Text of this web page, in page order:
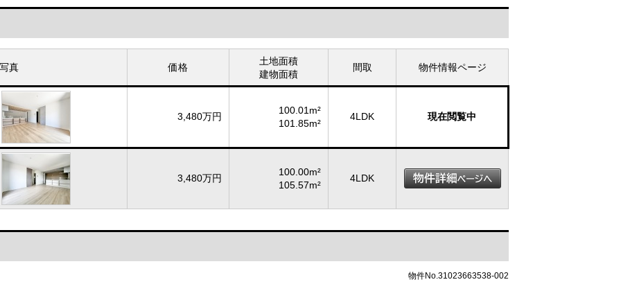
真 価格
土地面積
建物面積
間取 物件情報ページ
3,480万円
100.01m²
101.85m²
4LDK 現在閲覧中
3,480万円
100.00m²
105.57m²
4LDK
物件No.31023663538-002